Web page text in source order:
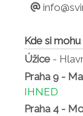
Kde si
Úžice -
Praha 9 -
IHNED
Praha 4 -